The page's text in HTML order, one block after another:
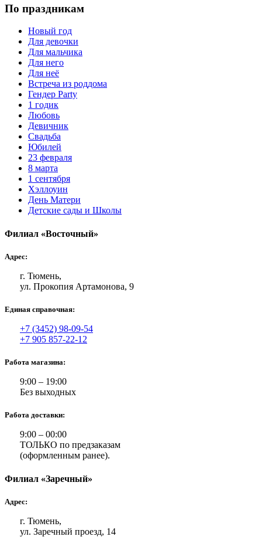
По праздникам
Новый год
Для девочки
Для мальчика
Для него
Для неё
Встреча из роддома
Гендер Party
1 годик
Любовь
Девичник
Свадьба
Юбилей
23 февраля
8 марта
1 сентября
Хэллоуин
День Матери
Детские сады и Школы
Филиал «Восточный»
Адрес:
г. Тюмень,
ул. Прокопия Артамонова, 9
Единая справочная:
+7 (3452) 98-09-54
+7 905 857-22-12
Работа магазина:
9:00 – 19:00
Без выходных
Работа доставки:
9:00 – 00:00
ТОЛЬКО по предзаказам
(оформленным ранее).
Филиал «Заречный»
Адрес:
г. Тюмень,
ул. Заречный проезд, 14